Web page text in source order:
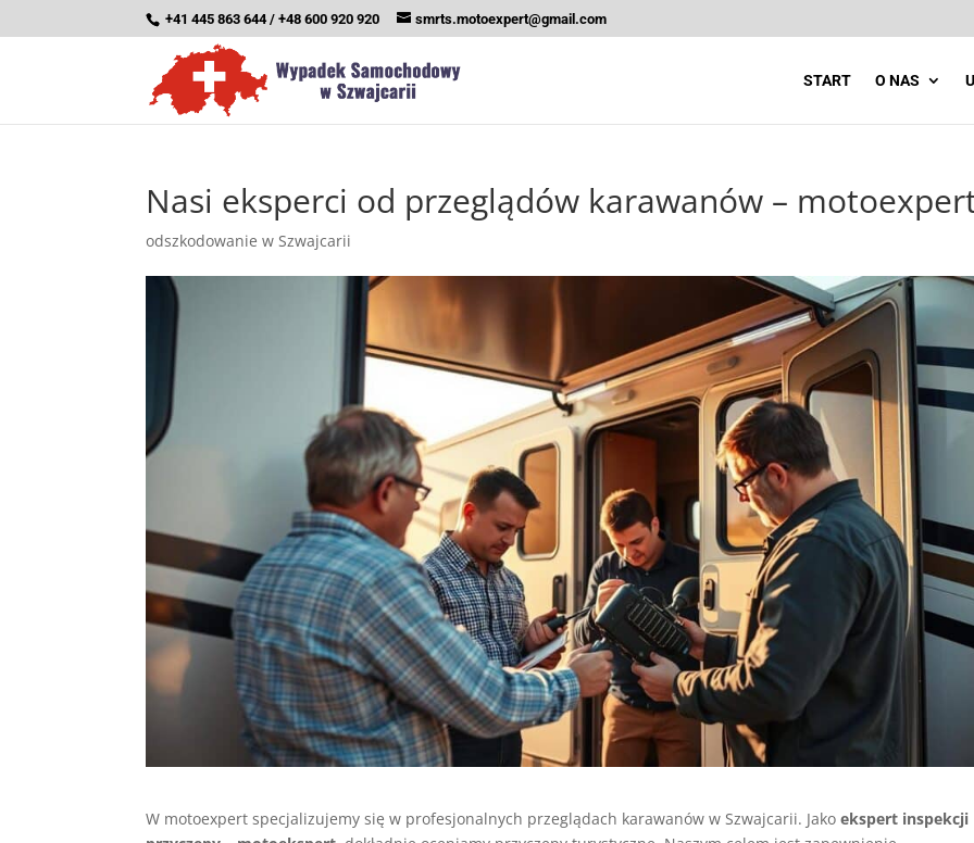
+41 445 863 644 / +48 600 920 920 smrts.motoexpert@gmail.com
START O NAS
Nasi eksperci od przeglądów karawanów –
odszkodowanie w Szwajcarii
W motoexpert specjalizujemy się w profesjonalnych przeglądach karawanów w Szwajcarii. Jakoekspert inspekcji